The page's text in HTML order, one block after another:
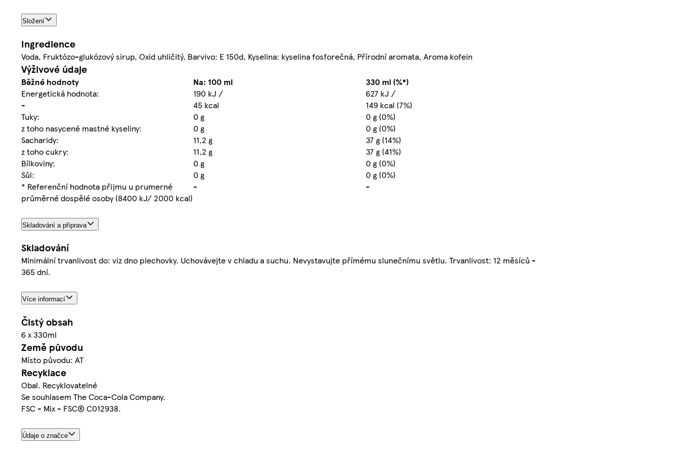
Složení
Ingredience
Voda, Fruktózo-glukózový sirup, Oxid uhličitý, Barvivo: E 150d, Kyselina: kyselina fosforečná, Přírodní aromata, Aroma kofein
Výživové údaje
Běžné hodnoty Na: 100 ml
330 ml (%*)
Energetická hodnota:
190 kJ /
627 kJ /
-
45 kcal
149 kcal (7%)
Tuky:
0 g
0 g (0%)
z toho nasycené mastné kyseliny:
0 g
0 g (0%)
Sacharidy:
11,2 g
37 g (14%)
z toho cukry:
11,2 g
37 g (41%)
Bílkoviny:
0 g
0 g (0%)
Sůl:
0 g
0 g (0%)
* Referenční hodnota přijmu u prumerné
průměrné dospělé osoby (8400 kJ/ 2000 kcal)
- -
Skladování a příprava
Skladování
Minimální trvanlivost do: viz dno plechovky. Uchovávejte v chladu a suchu. Nevystavujte přímému slunečnímu světlu. Trvanlivost: 12 měsíců -
365 dní.
Více informací
Čistý obsah
6 x 330ml
Země původu
Místo původu: AT
Recyklace
Obal. Recyklovatelné
Se souhlasem The Coca-Cola Company.
FSC - Mix - FSC® C012938.
Údaje o značce